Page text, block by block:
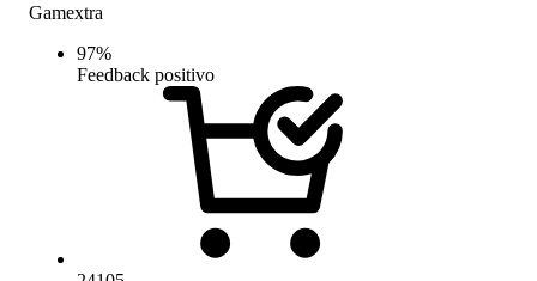
Gamextra
97%
Feedback positivo